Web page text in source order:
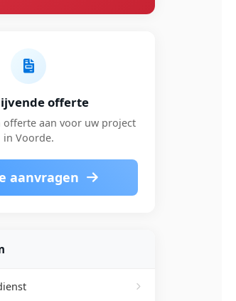
offerte
offerte aan voor uw project
in Voorde.
aanvragen